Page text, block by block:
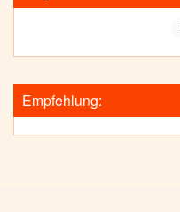
Empfehlung: